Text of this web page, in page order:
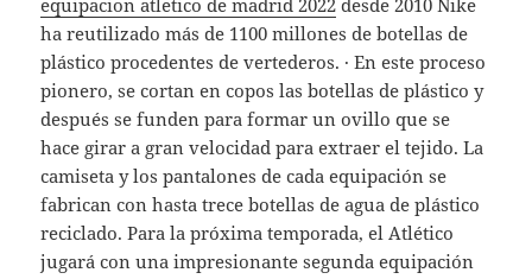
equipacion atletico de madrid 2022 desde 2010 Nike
ha reutilizado más de 1100 millones de botellas de
plástico procedentes de vertederos. · En este proceso
pionero, se cortan en copos las botellas de plástico y
después se funden para formar un ovillo que se
hace girar a gran velocidad para extraer el tejido. La
camiseta y los pantalones de cada equipación se
fabrican con hasta trece botellas de agua de plástico
reciclado. Para la próxima temporada, el Atlético
jugará con una impresionante segunda equipación